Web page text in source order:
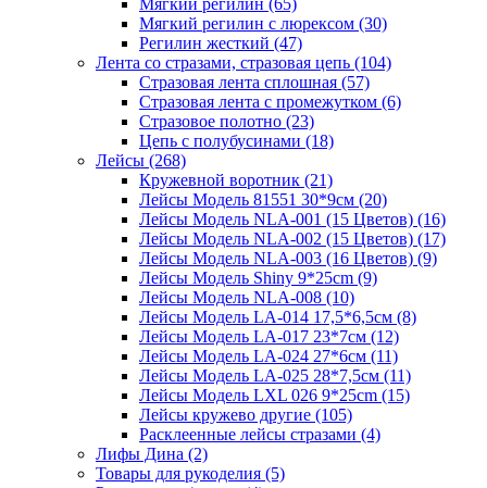
Мягкий регилин (65)
Мягкий регилин с люрексом (30)
Регилин жесткий (47)
Лента со стразами, стразовая цепь (104)
Стразовая лента сплошная (57)
Стразовая лента с промежутком (6)
Стразовое полотно (23)
Цепь с полубусинами (18)
Лейсы (268)
Кружевной воротник (21)
Лейсы Модель 81551 30*9см (20)
Лейсы Модель NLA-001 (15 Цветов) (16)
Лейсы Модель NLA-002 (15 Цветов) (17)
Лейсы Модель NLA-003 (16 Цветов) (9)
Лейсы Модель Shiny 9*25cm (9)
Лейсы Модель NLA-008 (10)
Лейсы Модель LA-014 17,5*6,5см (8)
Лейсы Модель LA-017 23*7см (12)
Лейсы Модель LA-024 27*6см (11)
Лейсы Модель LA-025 28*7,5см (11)
Лейсы Модель LXL 026 9*25cm (15)
Лейсы кружево другие (105)
Расклеенные лейсы стразами (4)
Лифы Дина (2)
Товары для рукоделия (5)